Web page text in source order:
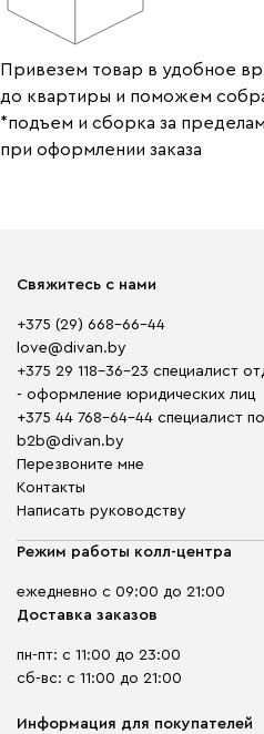
Привезем товар в удобное
до квартиры и поможем
*подъем и сборка за
при оформлении заказа
Свяжитесь с нами
+375 (29) 668-66-44
love@divan.by
+375 29 118-36-23 специалист
- оформление юридических лиц
+375 44 768-64-44 специалист
b2b@divan.by
Перезвоните мне
Контакты
Написать руководству
Режим работы колл-центра
ежедневно с 09:00 до 21:00
Доставка заказов
пн-пт: с 11:00 до 23:00
сб-вс: с 11:00 до 21:00
Информация для покупателей